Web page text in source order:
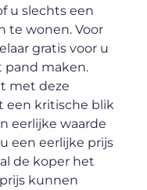
u slechts een
te wonen. Voor
gratis voor u
pand maken.
met deze
een kritische blik
eerlijke waarde
een eerlijke prijs
de koper het
kunnen